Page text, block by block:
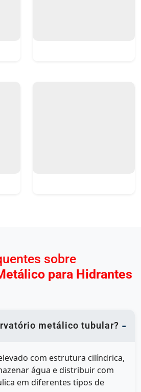
sobre
para Hidrantes
metálico tubular?
com estrutura cilíndrica,
água e distribuir com
em diferentes tipos de